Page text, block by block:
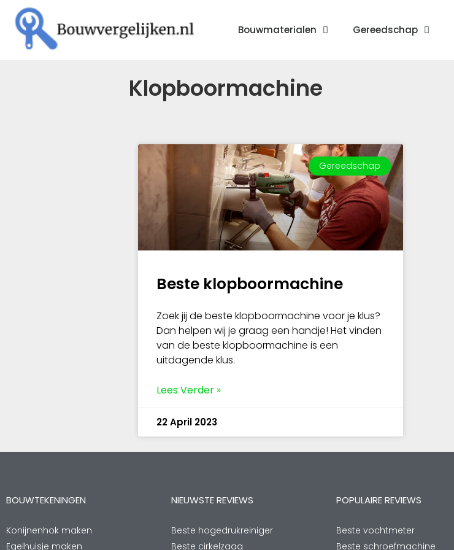
Bouwmaterialen Gereedschap
Klopboormachine
Gereedschap
Beste klopboormachine
Zoek jij de beste klopboormachine voor je klus?
Dan helpen wij je graag een handje! Het vinden
van de beste klopboormachine is een
uitdagende klus.
Lees Verder »
22 April 2023
BOUWTEKENINGEN
Konijnenhok maken
Egelhuisje maken
NIEUWSTE REVIEWS
Beste hogedrukreiniger
Beste cirkelzaag
POPULAIRE REVIEWS
Beste vochtmeter
Beste schroefmachine